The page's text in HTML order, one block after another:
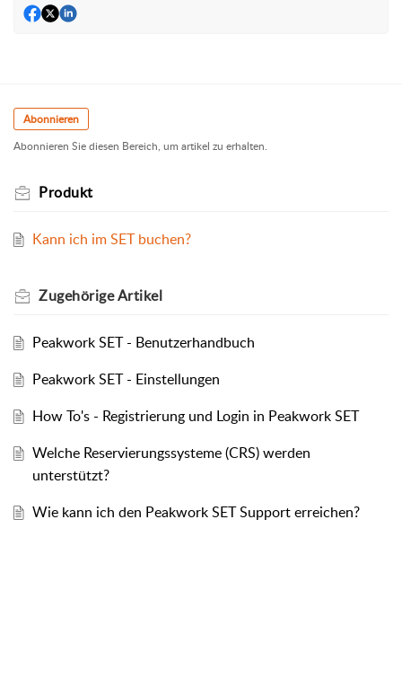
Abonnieren
Abonnieren Sie diesen Bereich, um artikel zu erhalten.
Produkt
Kann ich im SET buchen?
ZugehörigeArtikel
Peakwork SET - Benutzerhandbuch
Peakwork SET - Einstellungen
How To's - Registrierung und Login in Peakwork SET
Welche Reservierungssysteme (CRS) werden
unterstützt?
Wie kann ich den Peakwork SET Support erreichen?